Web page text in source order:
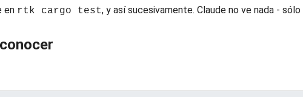
en rtk cargo test, y así sucesivamente. Claude no ve nada -